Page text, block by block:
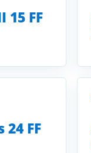
15 FF
FF